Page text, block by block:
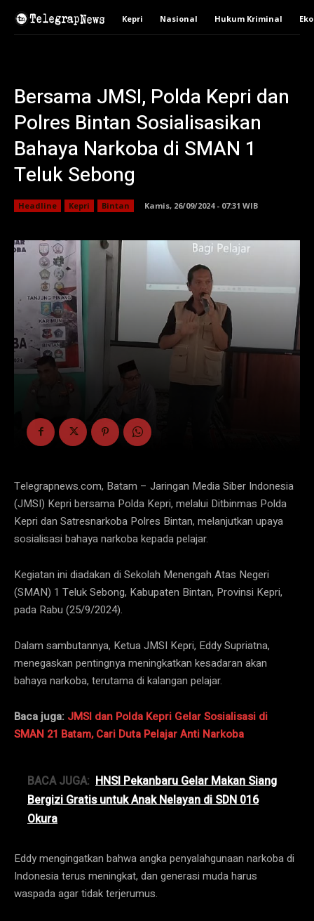
Kepri Nasional Hukum Kriminal
Bersama JMSI, Polda Kepri dan
Polres Bintan Sosialisasikan
Bahaya Narkoba di SMAN 1
Teluk Sebong
Headline Kepri Bintan Kamis, 26/09/2024 - 07:31 WIB
Telegrapnews.com, Batam – Jaringan Media Siber Indonesia
(JMSI) Kepri bersama Polda Kepri, melalui Ditbinmas Polda
Kepri dan Satresnarkoba Polres Bintan, melanjutkan upaya
sosialisasi bahaya narkoba kepada pelajar.
Kegiatan ini diadakan di Sekolah Menengah Atas Negeri
(SMAN) 1 Teluk Sebong, Kabupaten Bintan, Provinsi Kepri,
pada Rabu (25/9/2024).
Dalam sambutannya, Ketua JMSI Kepri, Eddy Supriatna,
menegaskan pentingnya meningkatkan kesadaran akan
bahaya narkoba, terutama di kalangan pelajar.
Baca juga: JMSI dan Polda Kepri Gelar Sosialisasi di
SMAN 21 Batam, Cari Duta Pelajar Anti Narkoba
BACA JUGA: HNSI Pekanbaru Gelar Makan Siang
Bergizi Gratis untuk Anak Nelayan di SDN 016
Okura
Eddy mengingatkan bahwa angka penyalahgunaan narkoba di
Indonesia terus meningkat, dan generasi muda harus
waspada agar tidak terjerumus.